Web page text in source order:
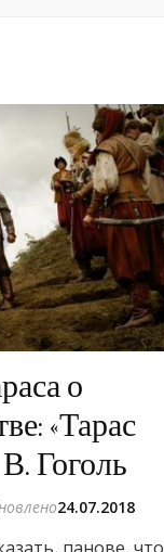
о
«Тарас
Гоголь
24.07.2018